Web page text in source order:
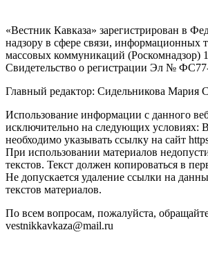
«Вестник Кавказа» зарегистрирован в
надзору в сфере связи, информационных
массовых коммуникаций (Роскомнадзор)
Свидетельство о регистрации Эл №
Главный редактор: Сидельникова Мария
Использование информации с данного
исключительно на следующих условиях: В
необходимо указывать ссылку на сайт
При использовании материалов
текстов. Текст должен копироваться в
Не допускается удаление ссылки на
текстов материалов.
По всем вопросам, пожалуйста,
vestnikkavkaza@mail.ru